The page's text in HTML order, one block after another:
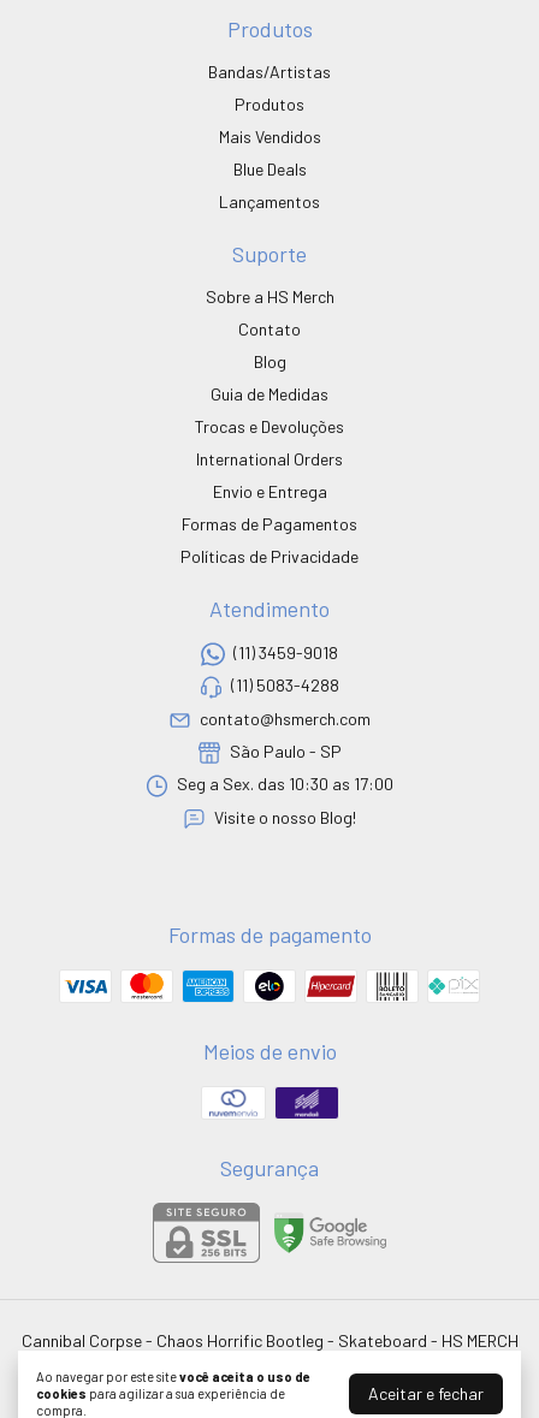
Ao navegar por este sitevocê aceita o uso de
cookies para agilizar a sua experiência de
compra.
Aceitar e fechar
Produtos
Bandas/Artistas
Produtos
Mais Vendidos
Blue Deals
Lançamentos
Suporte
Sobre a HS Merch
Contato
Blog
Guia de Medidas
Trocas e Devoluções
International Orders
Envio e Entrega
Formas de Pagamentos
Políticas de Privacidade
Atendimento
(11) 3459-9018
(11) 5083-4288
contato@hsmerch.com
São Paulo - SP
Seg a Sex. das 10:30 as 17:00
Visite o nosso Blog!
Formas de pagamento
Meios de envio
Segurança
Cannibal Corpse - Chaos Horrific Bootleg - Skateboard - HS MERCH